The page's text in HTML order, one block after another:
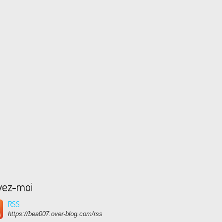
moi
RSS
https://bea007.over-blog.com/rss